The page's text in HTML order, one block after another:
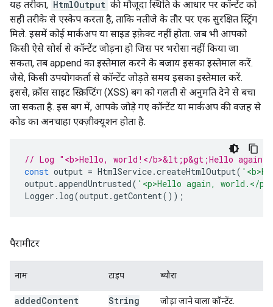
यह तरीका, HtmlOutput की मौजूदा स्थिति के आधार पर कॉन्टेंट को
सही तरीके से एस्केप करता है, ताकि नतीजे के तौर पर एक सुरक्षित स्ट्रिंग
मिले. इसमें कोई मार्कअप या साइड इफ़ेक्ट नहीं होता. जब भी आपको
किसी ऐसे सोर्स से कॉन्टेंट जोड़ना हो जिस पर भरोसा नहीं किया जा
सकता, तब append का इस्तेमाल करने के बजाय इसका इस्तेमाल करें.
जैसे, किसी उपयोगकर्ता से कॉन्टेंट जोड़ते समय इसका इस्तेमाल करें.
इससे, क्रॉस साइट स्क्रिप्टिंग (XSS) बग को गलती से अनुमति देने से बचा
जा सकता है. इस बग में, आपके जोड़े गए कॉन्टेंट या मार्कअप की वजह से
कोड का अनचाहा एक्ज़ीक्यूशन होता है.
// Log "<b>Hello, world!</b>&lt;p&gt;Hello
const output = HtmlService.createHtmlOutput(
output.appendUntrusted( '<p>Hello again, world.</
Logger . log(output.getContent());
पैरामीटर
नाम टाइप ब्यौरा
addedContent String जोड़ा जाने वाला कॉन्टेंट.